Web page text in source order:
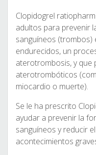
Clopidogrel
adultos para prevenir
sanguíneos (trombos)
endurecidos, un
aterotrombosis, y
aterotrombóticos
miocardio o muerte).
Se le ha prescrito
ayudar a prevenir la
sanguíneos y reducir
acontecimientos